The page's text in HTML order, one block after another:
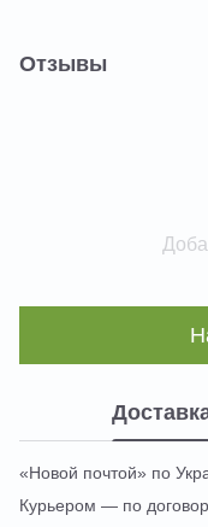
Отзывы
«Новой почтой» по
Курьером — по